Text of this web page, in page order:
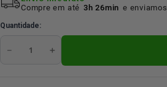
Compre em até 3h 26min e enviamos
Quantidade
＋
－